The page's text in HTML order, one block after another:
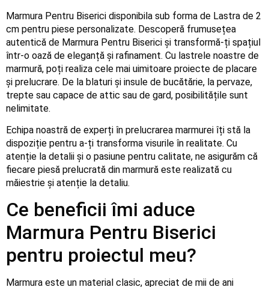
Marmura Pentru Biserici disponibila sub forma de Lastra de 2
cm pentru piese personalizate. Descoperă frumusețea
autentică de Marmura Pentru Biserici și transformă-ți spațiul
într-o oază de eleganță și rafinament. Cu lastrele noastre de
marmură, poți realiza cele mai uimitoare proiecte de placare
și prelucrare. De la blaturi și insule de bucătărie, la pervaze,
trepte sau capace de attic sau de gard, posibilitățile sunt
nelimitate.
Echipa noastră de experți în prelucrarea marmurei îți stă la
dispoziție pentru a-ți transforma visurile în realitate. Cu
atenție la detalii și o pasiune pentru calitate, ne asigurăm că
fiecare piesă prelucrată din marmură este realizată cu
măiestrie și atenție la detaliu.
Ce beneficii îmi aduce
Marmura Pentru Biserici
pentru proiectul meu?
Marmura este un material clasic, apreciat de mii de ani